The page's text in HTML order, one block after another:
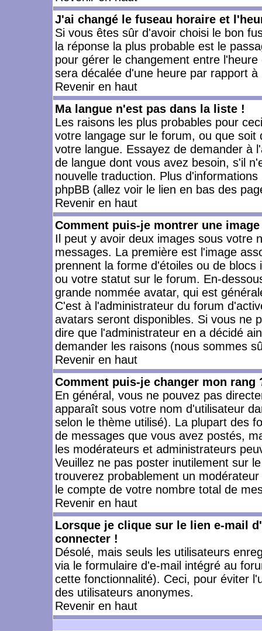
J'ai changé le fuseau horaire et
Si vous êtes sûr d'avoir choisi le bon
la réponse la plus probable est le
pour gérer le changement entre
sera décalée d'une heure par rapport à
Revenir en haut
Ma langue n'est pas dans la liste !
Les raisons les plus probables pour
votre langage sur le forum, ou que
votre langue. Essayez de demander à
de langue dont vous avez besoin, s'il
nouvelle traduction. Plus
phpBB (allez voir le lien en bas des
Revenir en haut
Comment puis-je montrer une
Il peut y avoir deux images sous votre
messages. La première est l'image
prennent la forme d'étoiles ou de
ou votre statut sur le forum. En-
grande nommée avatar, qui est
C'est à l'administrateur du forum
avatars seront disponibles. Si vous ne
dire que l'administrateur en a décidé
demander les raisons (nous sommes
Revenir en haut
Comment puis-je changer mon rang
En général, vous ne pouvez pas
apparaît sous votre nom d'utilisateur
selon le thème utilisé). La plupart des
de messages que vous avez postés,
les modérateurs et administrateurs
Veuillez ne pas poster inutilement sur
trouverez probablement un
le compte de votre nombre total de
Revenir en haut
Lorsque je clique sur le lien e-mail
connecter !
Désolé, mais seuls les utilisateurs
via le formulaire d'e-mail intégré au
cette fonctionnalité). Ceci, pour éviter
des utilisateurs anonymes.
Revenir en haut